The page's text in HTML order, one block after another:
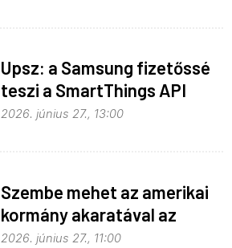
Upsz: a Samsung fizetőssé
teszi a SmartThings API
hozzáférést
2026. június 27., 13:00
Szembe mehet az amerikai
kormány akaratával az
Apple
2026. június 27., 11:00